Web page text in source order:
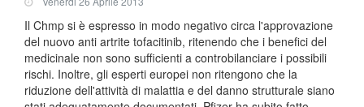
Il Chmp si è espresso in modo negativo circa l'approvazione
del nuovo anti artrite tofacitinib, ritenendo che i benefici del
medicinale non sono sufficienti a controbilanciare i possibili
rischi. Inoltre, gli esperti europei non ritengono che la
riduzione dell'attività di malattia e del danno strutturale siano